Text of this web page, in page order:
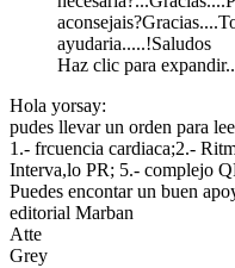
ayudaria.....!Saludos
Haz clic para
Hola yorsay:
pudes llevar un orden para
1.- frcuencia cardiaca;2.-
Interva,lo PR; 5.- complejo
Puedes encontar un buen
editorial Marban
Atte
Grey